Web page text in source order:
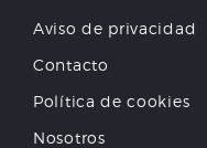
Aviso de privacidad
Contacto
Política de cookies
Nosotros